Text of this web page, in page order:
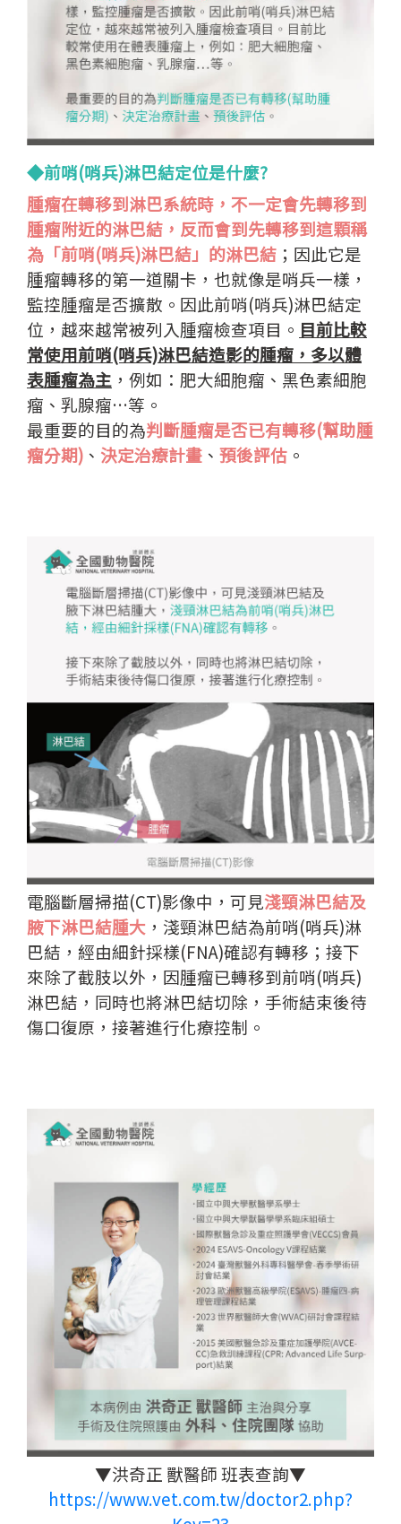
◆前哨(哨兵)淋巴結定位是什麼?
腫瘤在轉移到淋巴系統時，不一定會先轉移到
腫瘤附近的淋巴結，反而會到先轉移到這顆稱
為「前哨(哨兵)淋巴結」的淋巴結 ；因此它是
腫瘤轉移的第一道關卡，也就像是哨兵一樣，
監控腫瘤是否擴散。因此前哨(哨兵)淋巴結定
位，越來越常被列入腫瘤檢查項目。 目前比較
常使用前哨(哨兵)淋巴結造影的腫瘤，多以體
表腫瘤為主 ，例如：肥大細胞瘤、黑色素細胞
瘤、乳腺瘤…等。
最重要的目的為判斷腫瘤是否已有轉移(幫助腫
瘤分期) 、 決定治療計畫 、 預後評估 。
電腦斷層掃描(CT)影像中，可見淺頸淋巴結及
腋下淋巴結腫大 ，淺頸淋巴結為前哨(哨兵)淋
巴結，經由細針採樣(FNA)確認有轉移；接下
來除了截肢以外，因腫瘤已轉移到前哨(哨兵)
淋巴結，同時也將淋巴結切除，手術結束後待
傷口復原，接著進行化療控制。
▼洪奇正 獸醫師 班表查詢▼
https://www.vet.com.tw/doctor2.php?